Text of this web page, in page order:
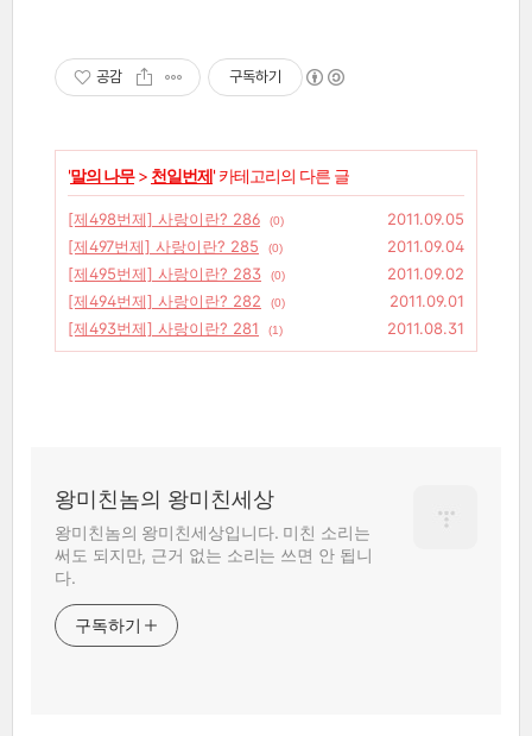
공감 구독하기
'말의 나무> 천일번제' 카테고리의 다른 글
[제498번제] 사랑이란? 286 (0)
2011.09.05
[제497번제] 사랑이란? 285
(0)
2011.09.04
[제495번제] 사랑이란? 283
(0)
2011.09.02
[제494번제] 사랑이란? 282
(0)
2011.09.01
[제493번제] 사랑이란? 281
(1) 2011.08.31
왕미친놈의 왕미친세상
왕미친놈의 왕미친세상입니다. 미친 소리는
써도 되지만, 근거 없는 소리는 쓰면 안 됩니
다.
구독하기